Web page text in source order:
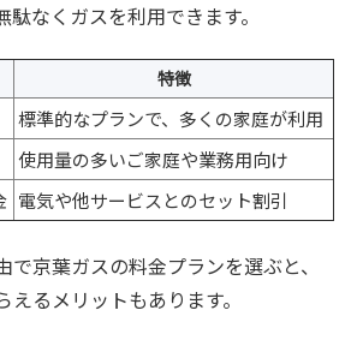
なくガスを利用できます。
特徴
標準的なプランで、多くの家庭が利用
使用量の多いご家庭や業務用向け
電気や他サービスとのセット割引
で京葉ガスの料金プランを選ぶと、
るメリットもあります。